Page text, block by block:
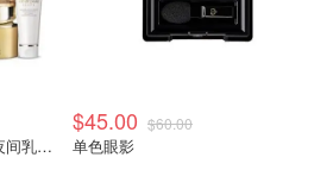
黄金面膜75ml+洁面20ml+夜间乳液12ml
$45.00 $60.00
单色眼影